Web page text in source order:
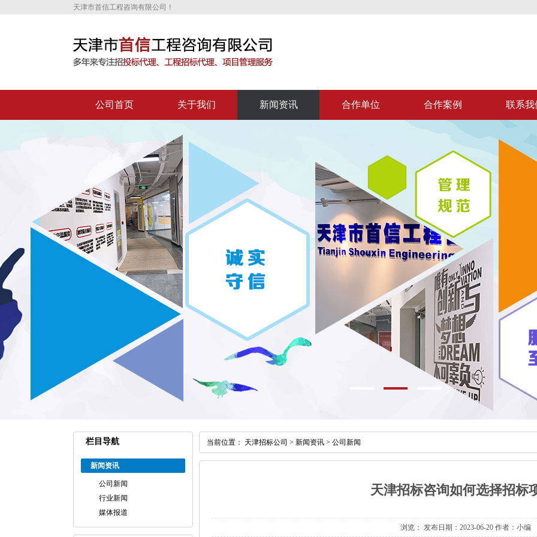
天津市首信工程咨询有限公司！
公司首页 关于我们 新闻资讯 合作单位 合作案例 联系我
栏目导航
新闻资讯
公司新闻
行业新闻
媒体报道
当前位置： 天津招标公司 > 新闻资讯 > 公司新闻
天津招标咨询如何选择招标
浏览： 发布日期：2023-06-20 作者：小编